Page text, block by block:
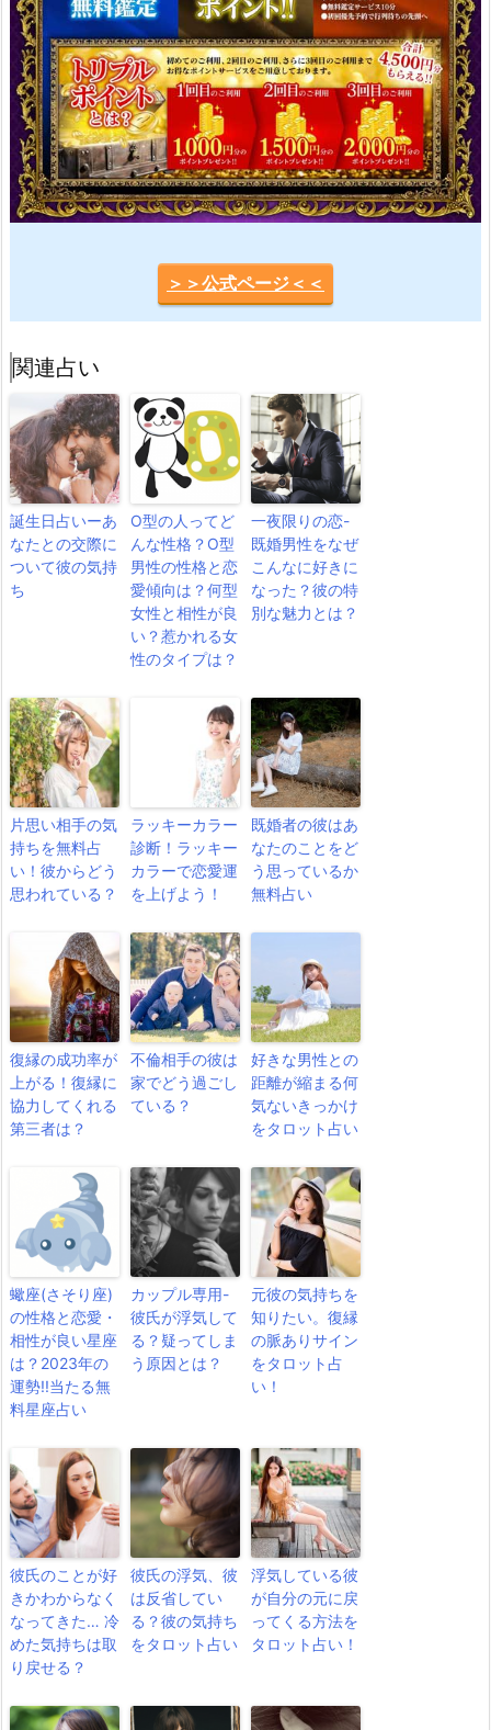
＞＞公式ページ＜＜
関連占い
誕生日占いーあ
なたとの交際に
ついて彼の気持
ち
O型の人ってど
んな性格？O型
男性の性格と恋
愛傾向は？何型
女性と相性が良
い？惹かれる女
性のタイプは？
一夜限りの恋-
既婚男性をなぜ
こんなに好きに
なった？彼の特
別な魅力とは？
片思い相手の気
持ちを無料占
い！彼からどう
思われている？
ラッキーカラー
診断！ラッキー
カラーで恋愛運
を上げよう！
既婚者の彼はあ
なたのことをど
う思っているか
無料占い
復縁の成功率が
上がる！復縁に
協力してくれる
第三者は？
不倫相手の彼は
家でどう過ごし
ている？
好きな男性との
距離が縮まる何
気ないきっかけ
をタロット占い
蠍座(さそり座)
の性格と恋愛・
相性が良い星座
は？2023年の
運勢!!当たる無
料星座占い
カップル専用-
彼氏が浮気して
る？疑ってしま
う原因とは？
元彼の気持ちを
知りたい。復縁
の脈ありサイン
をタロット占
い！
彼氏のことが好
きかわからなく
なってきた… 冷
めた気持ちは取
り戻せる？
彼氏の浮気、彼
は反省してい
る？彼の気持ち
をタロット占い
浮気している彼
が自分の元に戻
ってくる方法を
タロット占い！